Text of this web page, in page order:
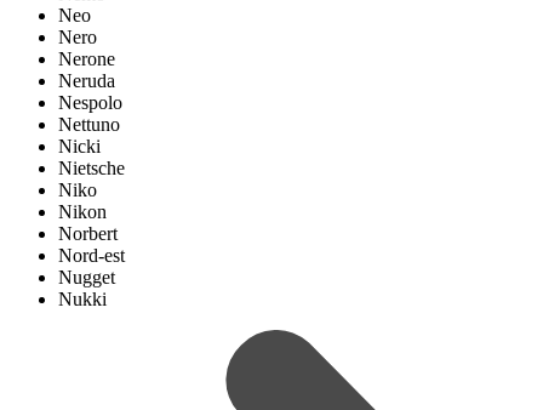
Neo
Nero
Nerone
Neruda
Nespolo
Nettuno
Nicki
Nietsche
Niko
Nikon
Norbert
Nord-est
Nugget
Nukki